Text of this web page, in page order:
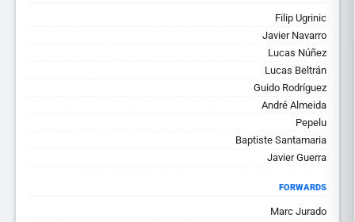
Filip Ugrinic
Javier Navarro
Lucas Núñez
Lucas Beltrán
Guido Rodríguez
André Almeida
Pepelu
Baptiste Santamaria
Javier Guerra
FORWARDS
Marc Jurado